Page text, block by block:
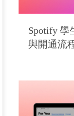
Spotify 學
與開通流